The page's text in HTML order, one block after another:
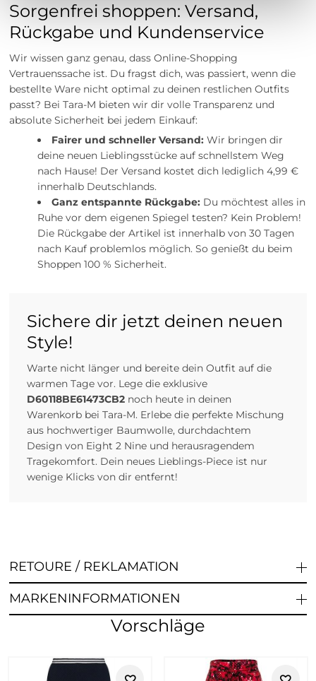
Sorgenfrei shoppen: Versand,
Rückgabe und Kundenservice
Wir wissen ganz genau, dass Online-Shopping
Vertrauenssache ist. Du fragst dich, was passiert, wenn die
bestellte Ware nicht optimal zu deinen restlichen Outfits
passt? Bei Tara-M bieten wir dir volle Transparenz und
absolute Sicherheit bei jedem Einkauf:
Fairer und schneller Versand: Wir bringen dir
deine neuen Lieblingsstücke auf schnellstem Weg
nach Hause! Der Versand kostet dich lediglich 4,99 €
innerhalb Deutschlands.
Ganz entspannte Rückgabe: Du möchtest alles in
Ruhe vor dem eigenen Spiegel testen? Kein Problem!
Die Rückgabe der Artikel ist innerhalb von 30 Tagen
nach Kauf problemlos möglich. So genießt du beim
Shoppen 100 % Sicherheit.
Sichere dir jetzt deinen neuen
Style!
Warte nicht länger und bereite dein Outfit auf die
warmen Tage vor. Lege die exklusive
D60118BE61473CB2 noch heute in deinen
Warenkorb bei Tara-M. Erlebe die perfekte Mischung
aus hochwertiger Baumwolle, durchdachtem
Design von Eight 2 Nine und herausragendem
Tragekomfort. Dein neues Lieblings-Piece ist nur
wenige Klicks von dir entfernt!
RETOURE / REKLAMATION
MARKENINFORMATIONEN
Vorschläge